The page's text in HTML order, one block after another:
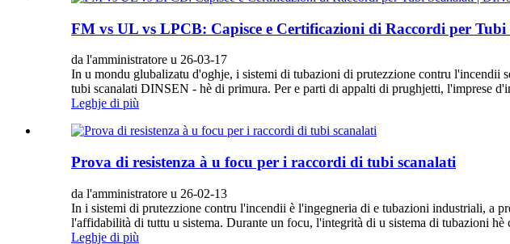
FM vs UL vs LPCB: Capisce e Certificazioni di Raccordi per
da l'amministratore u 26-03-17
In u mondu glubalizatu d'oghje, i sistemi di tubazioni di prutezzione contru l'incendii
tubi scanalati DINSEN - hè di primura. Per e parti di appalti di prughjetti, l'imprese
Leghje di più
Prova di resistenza à u focu per i raccordi di tubi scanalati
da l'amministratore u 26-02-13
In i sistemi di prutezzione contru l'incendii è l'ingegneria di e tubazioni industriali, a
l'affidabilità di tuttu u sistema. Durante un focu, l'integrità di u sistema di tubazioni
Leghje di più